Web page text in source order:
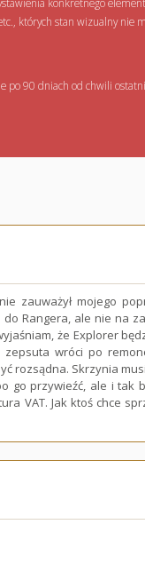
których stan wizualny
po 90 dniach od chwili
zauważył mojego
Rangera, ale nie na
że Explorer
wróci po
rozsądna. Skrzynia
przywieźć, ale i tak
VAT. Jak ktoś chce